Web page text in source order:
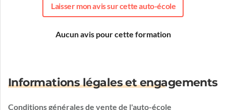
Laisser mon avis sur cette auto-école
Aucun avis pour cette formation
Informations légales et engagements
Conditions générales de vente de l'auto-école